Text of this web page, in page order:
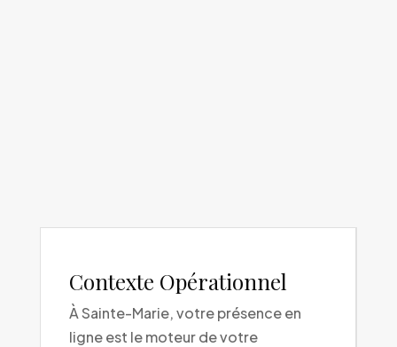
Contexte Opérationnel
À Sainte-Marie, votre présence en
ligne est le moteur de votre